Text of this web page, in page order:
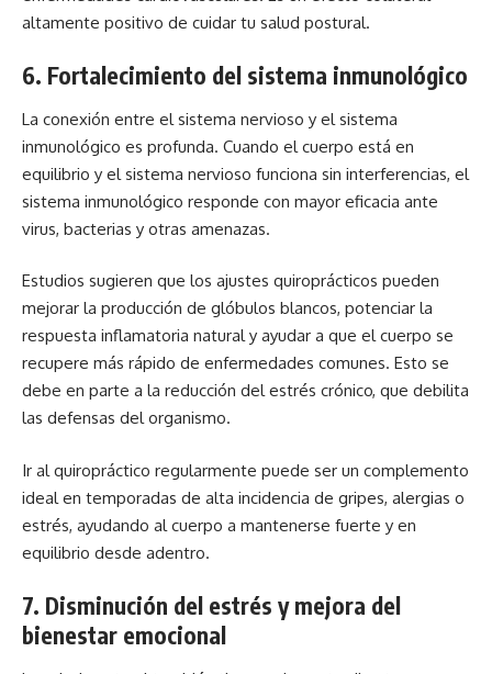
altamente positivo de cuidar tu salud postural.
6. Fortalecimiento del sistema inmunológico
La conexión entre el sistema nervioso y el sistema
inmunológico es profunda. Cuando el cuerpo está en
equilibrio y el sistema nervioso funciona sin interferencias, el
sistema inmunológico responde con mayor eficacia ante
virus, bacterias y otras amenazas.
Estudios sugieren que los ajustes quiroprácticos pueden
mejorar la producción de glóbulos blancos, potenciar la
respuesta inflamatoria natural y ayudar a que el cuerpo se
recupere más rápido de enfermedades comunes. Esto se
debe en parte a la reducción del estrés crónico, que debilita
las defensas del organismo.
Ir al quiropráctico regularmente puede ser un complemento
ideal en temporadas de alta incidencia de gripes, alergias o
estrés, ayudando al cuerpo a mantenerse fuerte y en
equilibrio desde adentro.
7. Disminución del estrés y mejora del
bienestar emocional